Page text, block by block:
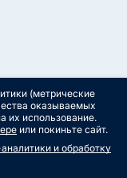
(метрические
оказываемых
их использование.
или покиньте сайт.
и обработку